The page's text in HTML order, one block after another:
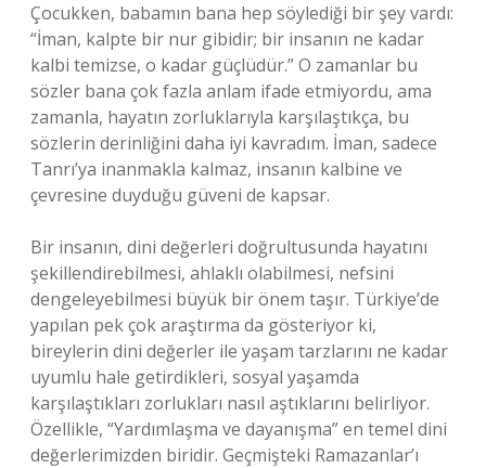
Çocukken, babamın bana hep söylediği bir şey vardı:
“İman, kalpte bir nur gibidir; bir insanın ne kadar
kalbi temizse, o kadar güçlüdür.” O zamanlar bu
sözler bana çok fazla anlam ifade etmiyordu, ama
zamanla, hayatın zorluklarıyla karşılaştıkça, bu
sözlerin derinliğini daha iyi kavradım. İman, sadece
Tanrı’ya inanmakla kalmaz, insanın kalbine ve
çevresine duyduğu güveni de kapsar.
Bir insanın, dini değerleri doğrultusunda hayatını
şekillendirebilmesi, ahlaklı olabilmesi, nefsini
dengeleyebilmesi büyük bir önem taşır. Türkiye’de
yapılan pek çok araştırma da gösteriyor ki,
bireylerin dini değerler ile yaşam tarzlarını ne kadar
uyumlu hale getirdikleri, sosyal yaşamda
karşılaştıkları zorlukları nasıl aştıklarını belirliyor.
Özellikle, “Yardımlaşma ve dayanışma” en temel dini
değerlerimizden biridir. Geçmişteki Ramazanlar’ı